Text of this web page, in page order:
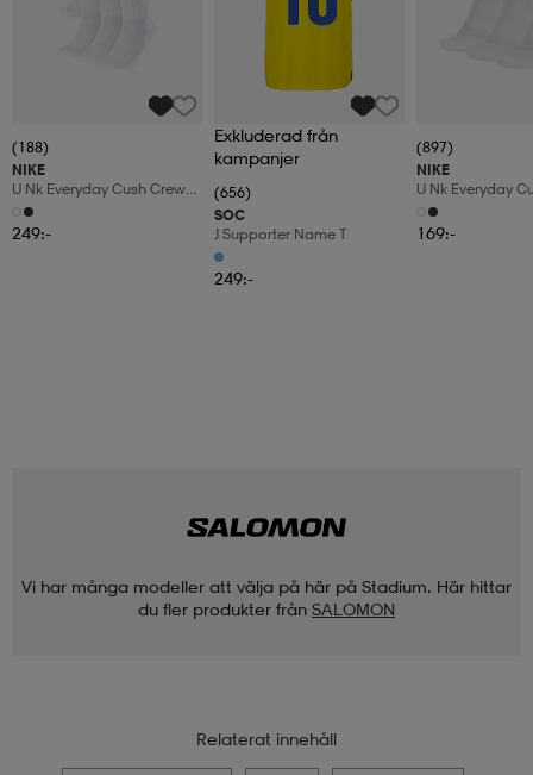
(188)
NIKE
U Nk Everyday Cush Crew
6pr-Bd
249:-
Exkluderad från
kampanjer
(656)
SOC
J Supporter Name T
249:-
(897)
NIKE
U Nk Everyday
3pr
169:-
Vi har många modeller att välja på här på Stadium. Här hittar
du fler produkter från SALOMON
Relaterat innehåll